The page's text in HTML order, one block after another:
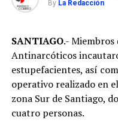
By La Redacción
SANTIAGO.-
Antinarcóticos
estupefacientes, así
operativo realizado en
zona Sur de Santiago,
cuatro personas.